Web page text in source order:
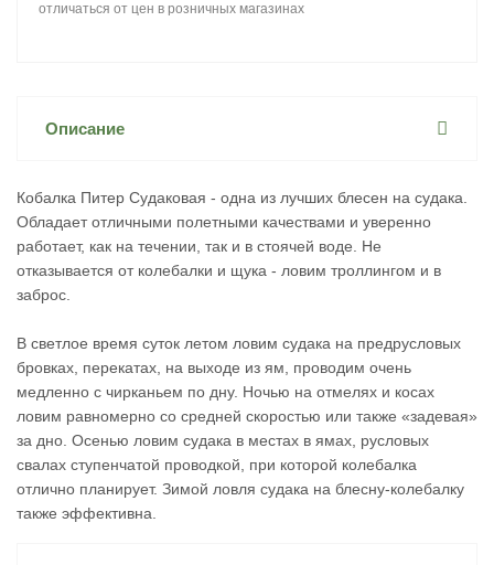
отличаться от цен в розничных магазинах
Описание
Кобалка Питер Судаковая - одна из лучших блесен на судака.
Обладает отличными полетными качествами и уверенно
работает, как на течении, так и в стоячей воде. Не
отказывается от колебалки и щука - ловим троллингом и в
заброс.
В светлое время суток летом ловим судака на предрусловых
бровках, перекатах, на выходе из ям, проводим очень
медленно с чирканьем по дну. Ночью на отмелях и косах
ловим равномерно со средней скоростью или также «задевая»
за дно. Осенью ловим судака в местах в ямах, русловых
свалах ступенчатой проводкой, при которой колебалка
отлично планирует. Зимой ловля судака на блесну-колебалку
также эффективна.